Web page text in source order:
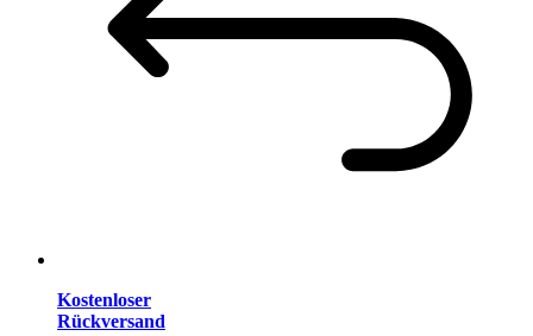
Kostenloser
Rückversand